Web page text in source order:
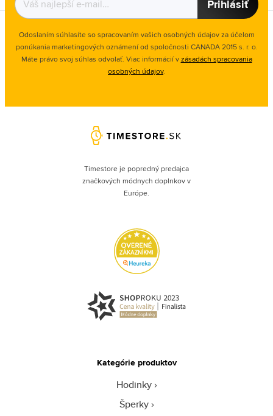
Prihlásiť
Odoslaním súhlasíte so spracovaním vašich osobných údajov za účelom
ponúkania marketingových oznámení od spoločnosti CANADA 2015 s. r. o.
Máte právo svoj súhlas odvolať. Viac informácií vzásadách spracovania
osobných údajov.
Timestore je popredný predajca
značkových módnych doplnkov v
Európe.
Kategórie produktov
Hodinky
Šperky